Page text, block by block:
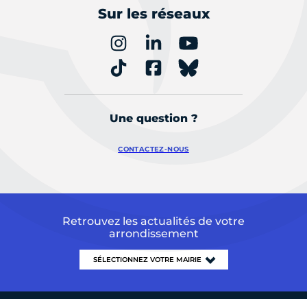
Sur les réseaux
Une question ?
CONTACTEZ-NOUS
Retrouvez les actualités de votre
arrondissement